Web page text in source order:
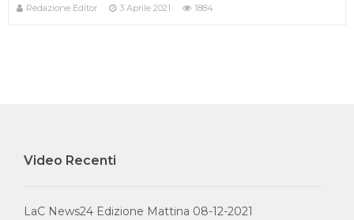
Redazione Editor 3 Aprile 2021 1884
Video Recenti
LaC News24 Edizione Mattina 08-12-2021
IN ONDA SU: